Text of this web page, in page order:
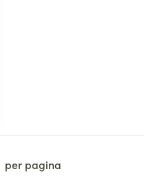
per pagina